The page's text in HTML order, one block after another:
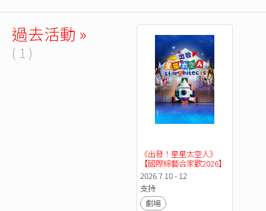
過去活動 »
( 1 )
《出發！星星太空人》
【國際綜藝合家歡2026】
2026.7.10 - 12
支持
劇場